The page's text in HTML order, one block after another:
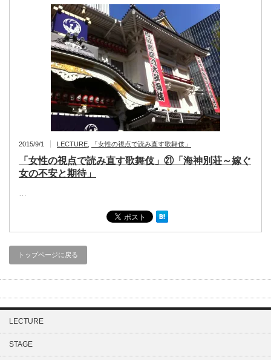
2015/9/1 LECTURE 「女性の視点で読み直す歌舞伎」
「女性の視点で読み直す歌舞伎」㉑「海神別荘～嫁ぐ
女の不安と期待」
…
トップページに戻る
LECTURE
STAGE